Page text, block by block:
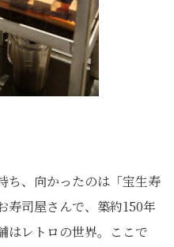
ち、向かったのは「宝生寿
寿司屋さんで、築約150年
はレトロの世界。ここで